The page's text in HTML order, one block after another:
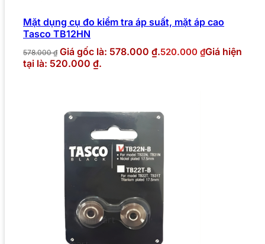
Mặt dụng cụ đo kiểm tra áp suất, mặt áp cao
Tasco TB12HN
578.000₫ Giá gốc là: 578.000 ₫.520.000 ₫Giá hiện
tại là: 520.000 ₫.